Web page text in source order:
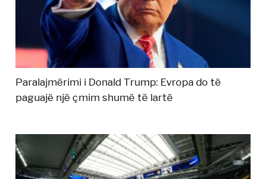
Paralajmërimi i Donald Trump: Evropa do të
paguajë një çmim shumë të lartë